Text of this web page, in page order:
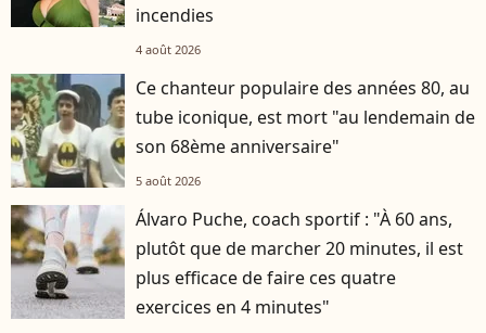
incendies
4 août 2026
Ce chanteur populaire des années 80, au
tube iconique, est mort "au lendemain de
son 68ème anniversaire"
5 août 2026
Álvaro Puche, coach sportif : "À 60 ans,
plutôt que de marcher 20 minutes, il est
plus efficace de faire ces quatre
exercices en 4 minutes"